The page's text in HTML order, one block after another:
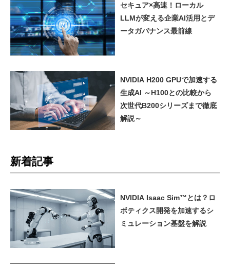
セキュア×高速！ローカル
LLMが変える企業AI活用とデ
ータガバナンス最前線
NVIDIA H200 GPUで加速する
生成AI ～H100との比較から
次世代B200シリーズまで徹底
解説～
新着記事
NVIDIA Isaac Sim™とは？ロ
ボティクス開発を加速するシ
ミュレーション基盤を解説